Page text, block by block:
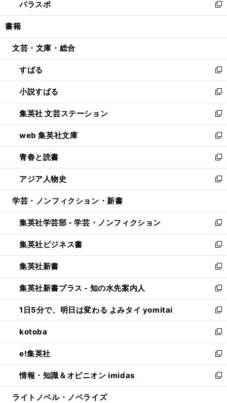
で
開
ド
ウ
開
ィ
ン
ウ
開
く
い
ウ
ン
ウ
で
開
く
パラスポ
新
し
ウ
ン
ド
ウ
で
開
く
書籍
文芸・文庫・総合
すばる
新
し
い
ウ
ィ
ン
ド
ウ
で
開
く
小説すばる
新
し
い
ウ
ィ
ン
ド
ウ
で
開
集英社 文芸ステーション
新
し
い
ウ
ィ
ン
ド
ウ
開
く
web 集英社文庫
新
し
い
ウ
ィ
ン
ウ
で
開
く
青春と読書
新
し
い
ウ
ン
ド
ウ
で
開
く
アジア人物史
新
し
ウ
ィ
ン
ド
ウ
で
開
く
学芸・ノンフィクション・新書
集英社学芸部 - 学芸・ノンフィクション
新
し
い
ウ
ィ
ン
ド
ウ
で
開
く
集英社ビジネス書
新
し
い
ウ
ィ
ン
ド
ウ
で
開
く
集英社新書
新
し
い
ウ
ィ
ン
ド
ウ
で
開
く
集英社新書プラス - 知の水先案内人
新
し
い
ウ
ィ
ン
ド
ウ
で
開
1日5分で、明日は変わる よみタイ yomitai
新
し
い
ウ
ィ
ン
ド
ウ
kotoba
新
し
い
ウ
ィ
ン
e!集英社
新
し
い
ウ
情報・知識＆オピニオン imidas
新
し
ライトノベル・ノベライズ